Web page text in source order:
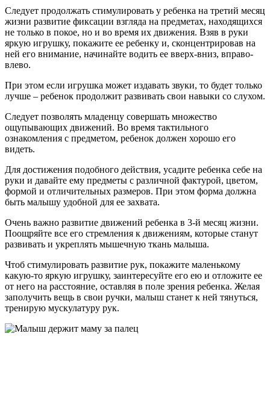
Следует продолжать стимулировать у ребенка на третий месяц
жизни развитие фиксации взгляда на предметах, находящихся
не только в покое, но и во время их движения. Взяв в руки
яркую игрушку, покажите ее ребенку и, сконцентрировав на
ней его внимание, начинайте водить ее вверх-вниз, вправо-
влево.
При этом если игрушка может издавать звуки, то будет только
лучше – ребенок продолжит развивать свои навыки со слухом.
Следует позволять младенцу совершать множество
ощупывающих движений. Во время тактильного
ознакомления с предметом, ребенок должен хорошо его
видеть.
Для достижения подобного действия, усадите ребенка себе на
руки и давайте ему предметы с различной фактурой, цветом,
формой и отличительных размеров. При этом форма должна
быть малышу удобной для ее захвата.
Очень важно развитие движений ребенка в 3-й месяц жизни.
Поощряйте все его стремления к движениям, которые станут
развивать и укреплять мышечную ткань малыша.
Чтоб стимулировать развитие рук, покажите маленькому
какую-то яркую игрушку, заинтересуйте его ею и отложите ее
от него на расстояние, оставляя в поле зрения ребенка. Желая
заполучить вещь в свои ручки, малыш станет к ней тянуться,
тренирую мускулатуру рук.